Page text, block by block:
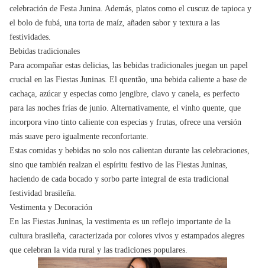
celebración de Festa Junina. Además, platos como el cuscuz de tapioca y
el bolo de fubá, una torta de maíz, añaden sabor y textura a las
festividades.
Bebidas tradicionales
Para acompañar estas delicias, las bebidas tradicionales juegan un papel
crucial en las Fiestas Juninas. El quentão, una bebida caliente a base de
cachaça, azúcar y especias como jengibre, clavo y canela, es perfecto
para las noches frías de junio. Alternativamente, el vinho quente, que
incorpora vino tinto caliente con especias y frutas, ofrece una versión
más suave pero igualmente reconfortante.
Estas comidas y bebidas no solo nos calientan durante las celebraciones,
sino que también realzan el espíritu festivo de las Fiestas Juninas,
haciendo de cada bocado y sorbo parte integral de esta tradicional
festividad brasileña.
Vestimenta y Decoración
En las Fiestas Juninas, la vestimenta es un reflejo importante de la
cultura brasileña, caracterizada por colores vivos y estampados alegres
que celebran la vida rural y las tradiciones populares.